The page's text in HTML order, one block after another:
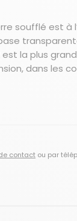
soufflé est à
la plus
dans les
contact ou par